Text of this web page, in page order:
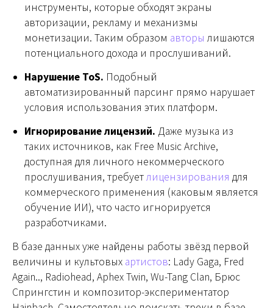
инструменты, которые обходят экраны
авторизации, рекламу и механизмы
монетизации. Таким образом авторы лишаются
потенциального дохода и прослушиваний.
Нарушение ToS. Подобный
автоматизированный парсинг прямо нарушает
условия использования этих платформ.
Игнорирование лицензий. Даже музыка из
таких источников, как Free Music Archive,
доступная для личного некоммерческого
прослушивания, требуетлицензирования для
коммерческого применения (каковым является
обучение ИИ), что часто игнорируется
разработчиками.
В базе данных уже найдены работы звёзд первой
величины и культовых артистов: Lady Gaga, Fred
Again.., Radiohead, Aphex Twin, Wu-Tang Clan, Брюс
Спрингстин и композитор-экспериментатор